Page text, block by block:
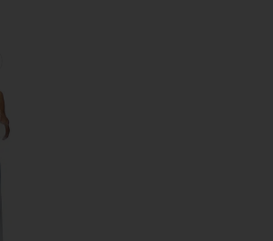
ПЛАТЬЕ С РАЗМЫТЫМ РИСУНКОМ EKANA